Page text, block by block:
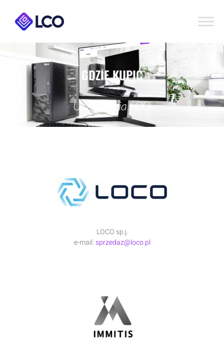
GDZIE KUPIĆ
Urządzenia LCO
LOCO sp.j.
e-mail:sprzedaz@loco.pl